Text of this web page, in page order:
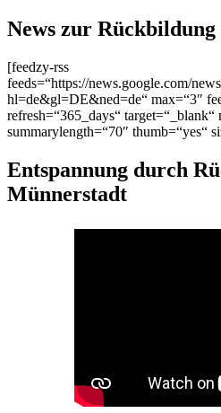
News zur
[feedzy-rss
feeds=“https://news.google.com/
hl=de&gl=DE&ned=de“ max=“3″
refresh=“365_days“ target=“_blank“
summarylength=“70″ thumb=“yes“
Entspannung durch
Münnerstadt